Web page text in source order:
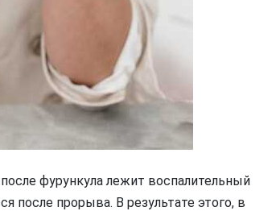
фурункула лежит воспалительный
после прорыва. В результате этого, в